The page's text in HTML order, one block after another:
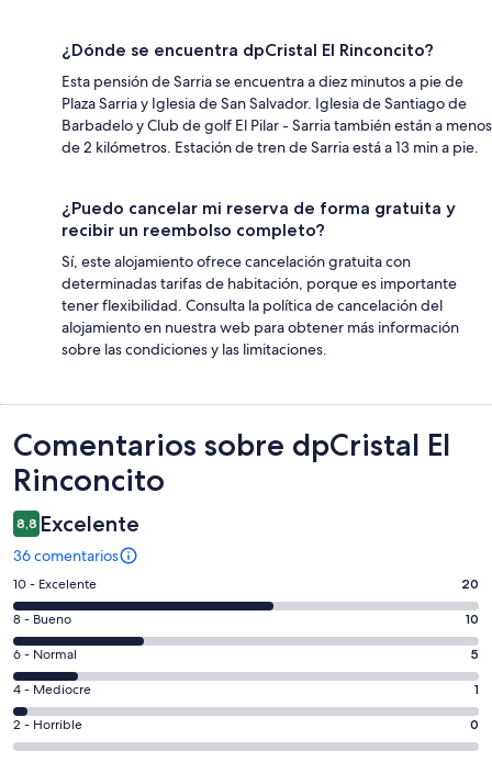
¿Dónde se encuentra dpCristal El Rinconcito?
Esta pensión de Sarria se encuentra a diez minutos a pie de
Plaza Sarria y Iglesia de San Salvador. Iglesia de Santiago de
Barbadelo y Club de golf El Pilar - Sarria también están a menos
de 2 kilómetros. Estación de tren de Sarria está a 13 min a pie.
¿Puedo cancelar mi reserva de forma gratuita y
recibir un reembolso completo?
Sí, este alojamiento ofrece cancelación gratuita con
determinadas tarifas de habitación, porque es importante
tener flexibilidad. Consulta la política de cancelación del
alojamiento en nuestra web para obtener más información
sobre las condiciones y las limitaciones.
Comentarios
Comentarios sobre dpCristal El
Rinconcito
8,8 Excelente
36 comentarios
20
comentarios
de
un
total
de
36
con
10 - Excelente 20
10
comentarios
de
un
total
de
8 - Bueno 10
5
comentarios
de
un
total
6 - Normal 5
1
comentarios
de
4 - Mediocre 1
0
comentarios
2 - Horrible 0